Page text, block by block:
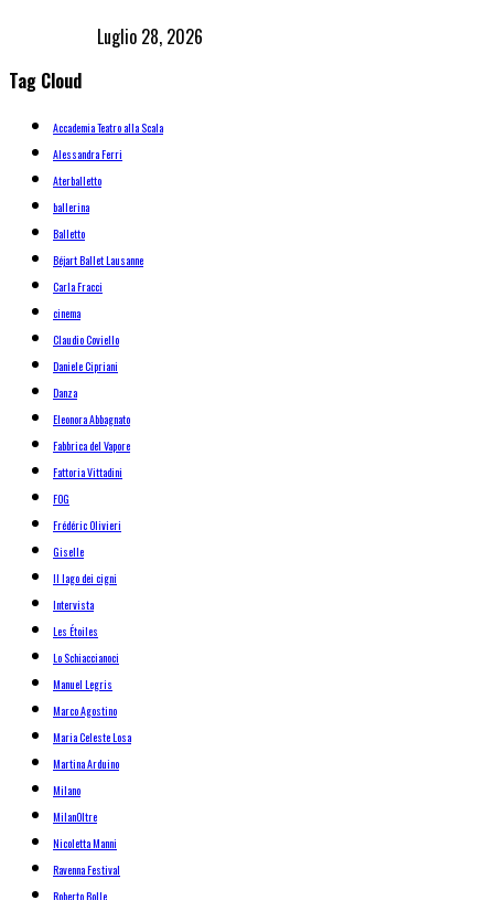
Luglio 28, 2026
Tag Cloud
Accademia Teatro alla Scala
Alessandra Ferri
Aterballetto
ballerina
Balletto
Béjart Ballet Lausanne
Carla Fracci
cinema
Claudio Coviello
Daniele Cipriani
Danza
Eleonora Abbagnato
Fabbrica del Vapore
Fattoria Vittadini
FOG
Frédéric Olivieri
Giselle
Il lago dei cigni
Intervista
Les Étoiles
Lo Schiaccianoci
Manuel Legris
Marco Agostino
Maria Celeste Losa
Martina Arduino
Milano
MilanOltre
Nicoletta Manni
Ravenna Festival
Roberto Bolle